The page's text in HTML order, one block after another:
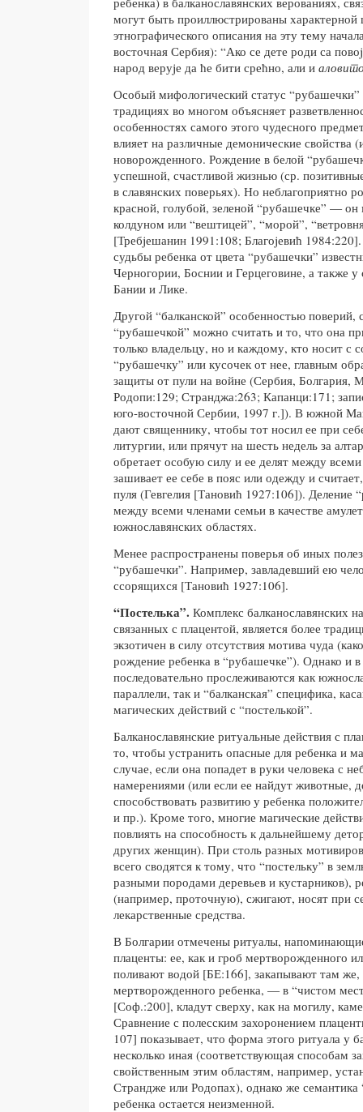
могут быть проиллюстрированы характерной
этнографического описания на эту тему
восточная Сербия): “Ако се дете роди са
народ веруjе да ће бити срећно, али и
Особый мифологический статус “рубашечки”
традициях во многом объясняет
особенностях самого этого чудесного
влияет на различные демонические свойства
новорожденного. Рождение в белой
успешной, счастливой жизнью (ср.
в славянских поверьях). Но неблагоприятно
красной, голубой, зеленой “рубашечке” —
колдуном или “вештицей”, “морой”,
[Требjешанин 1991:108; Благоjевић
судьбы ребенка от цвета “рубашечки”
Черногории, Боснии и Герцеговине, а также
Бании и Лике.
Другой “балканской” особенностью поверий,
“рубашечкой” можно считать и то, что она
только владельцу, но и каждому, кто носит с
“рубашечку” или кусочек от нее, главным
защиты от пули на войне (Сербия, Болгария,
Родопи:129; Странджа:263; Капанци:171;
юго-восточной Сербии, 1997 г.]). В южной
дают священнику, чтобы тот носил ее при
литургии, или прячут на шесть недель за
обретает особую силу и ее делят между
зашивает ее себе в пояс или одежду и
пуля (Гевгелия [Тановић 1927:106]). Деление
между всеми членами семьи в качестве
южнославянских областях.
Менее распространены поверья об иных
“рубашечки”. Например, завладевший ею
ссорящихся [Тановић 1927:106].
“Постелька”. Комплекс балканославянских
связанных с плацентой, является более
экзотичен в силу отсутствия мотива чуда
рождение ребенка в “рубашечке”). Однако и
последовательно прослеживаются как
параллели, так и “балканская” специфика,
магических действий с “постелькой”.
Балканославянские ритуальные действия с
то, чтобы устранить опасные для ребенка и
случае, если она попадет в руки человека с
намерениями (или если ее найдут животные,
способствовать развитию у ребенка
и пр.). Кроме того, многие магические
повлиять на способность к дальнейшему
других женщин). При столь разных
всего сводятся к тому, что “постельку” в
разными породами деревьев и кустарников),
(например, проточную), сжигают, носят при
лекарственные средства.
В Болгарии отмечены ритуалы,
плаценты: ее, как и гроб мертворожденного
поливают водой [БЕ:166], закапывают там же,
мертворожденного ребенка, — в “чистом
[Соф.:200], кладут сверху, как на могилу,
Сравнение с полесским захоронением
107] показывает, что форма этого ритуала у
несколько иная (соответствующая способам
свойственным этим областям, например,
Страндже или Родопах), однако же семантика
ребенка остается неизменной.